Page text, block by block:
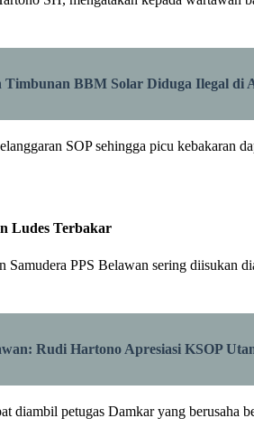
Timbunan BBM Solar Diduga Ilegal
SOP sehingga picu kebakaran
Ludes Terbakar
PPS Belawan sering diisukan
Rudi Hartono Apresiasi KSOP
diambil petugas Damkar yang